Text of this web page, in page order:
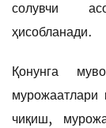
солувчи
ҳисобланади.
Қонунга
мурожаатлари
чиқиш,